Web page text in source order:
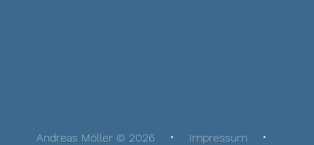
Andreas Möller © 2026 Impressum